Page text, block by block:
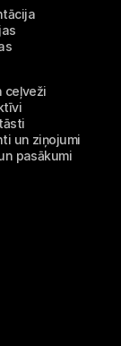
ceļveži
un ziņojumi
pasākumi